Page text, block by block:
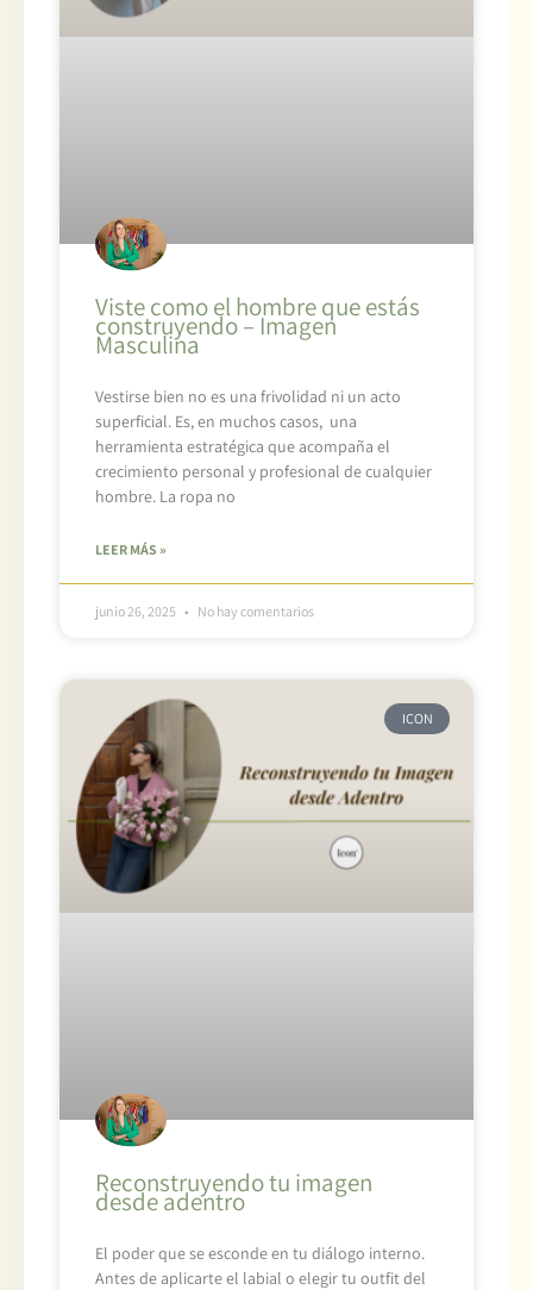
Viste como el hombre que estás
construyendo – Imagen
Masculina
Vestirse bien no es una frivolidad ni un acto
superficial. Es, en muchos casos, una
herramienta estratégica que acompaña el
crecimiento personal y profesional de cualquier
hombre. La ropa no
LEER MÁS »
junio 26, 2025 No hay comentarios
ICON
Reconstruyendo tu imagen
desde adentro
El poder que se esconde en tu diálogo interno.
Antes de aplicarte el labial o elegir tu outfit del